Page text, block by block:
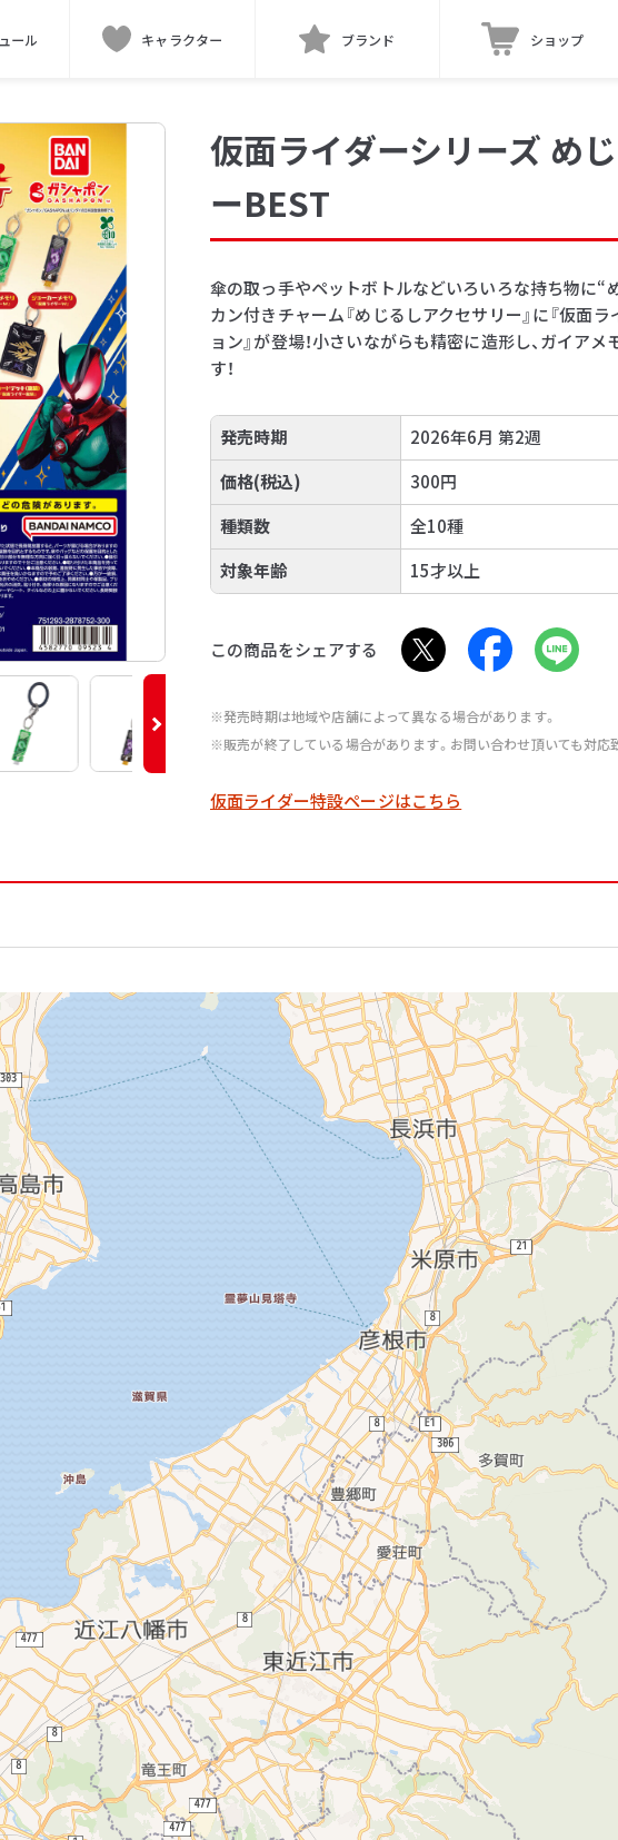
ール キャラクター ブランド ショップ
仮面ライダーシリーズ め
ーBEST
傘の取っ手やペットボトルなどいろいろな持ち物に“
カン付きチャーム『めじるしアクセサリー』に『仮面ラ
ョン』が登場！小さいながらも精密に造形し、ガイア
す！
発売時期
2026年6月 第2週
価格(税込)
300円
種類数
全10種
対象年齢
15才以上
この商品をシェアする
※発売時期は地域や店舗によって異なる場合があります。
※販売が終了している場合があります。お問い合わせ頂いても対応
仮面ライダー特設ページはこちら